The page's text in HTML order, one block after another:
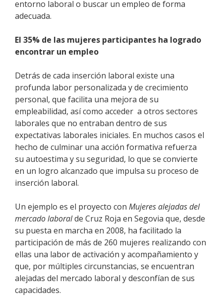
entorno laboral o buscar un empleo de forma
adecuada.
El 35% de las mujeres participantes ha logrado
encontrar un empleo
Detrás de cada inserción laboral existe una
profunda labor personalizada y de crecimiento
personal, que facilita una mejora de su
empleabilidad, así como acceder a otros sectores
laborales que no entraban dentro de sus
expectativas laborales iniciales. En muchos casos el
hecho de culminar una acción formativa refuerza
su autoestima y su seguridad, lo que se convierte
en un logro alcanzado que impulsa su proceso de
inserción laboral.
Un ejemplo es el proyecto con Mujeres alejadas del
mercado laboralde Cruz Roja en Segovia que, desde
su puesta en marcha en 2008, ha facilitado la
participación de más de 260 mujeres realizando con
ellas una labor de activación y acompañamiento y
que, por múltiples circunstancias, se encuentran
alejadas del mercado laboral y desconfían de sus
capacidades.